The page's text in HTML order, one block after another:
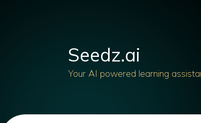
Seedz.ai
Your AI powered learning